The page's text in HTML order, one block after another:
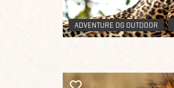
ADVENTURE OG OUTDOOR